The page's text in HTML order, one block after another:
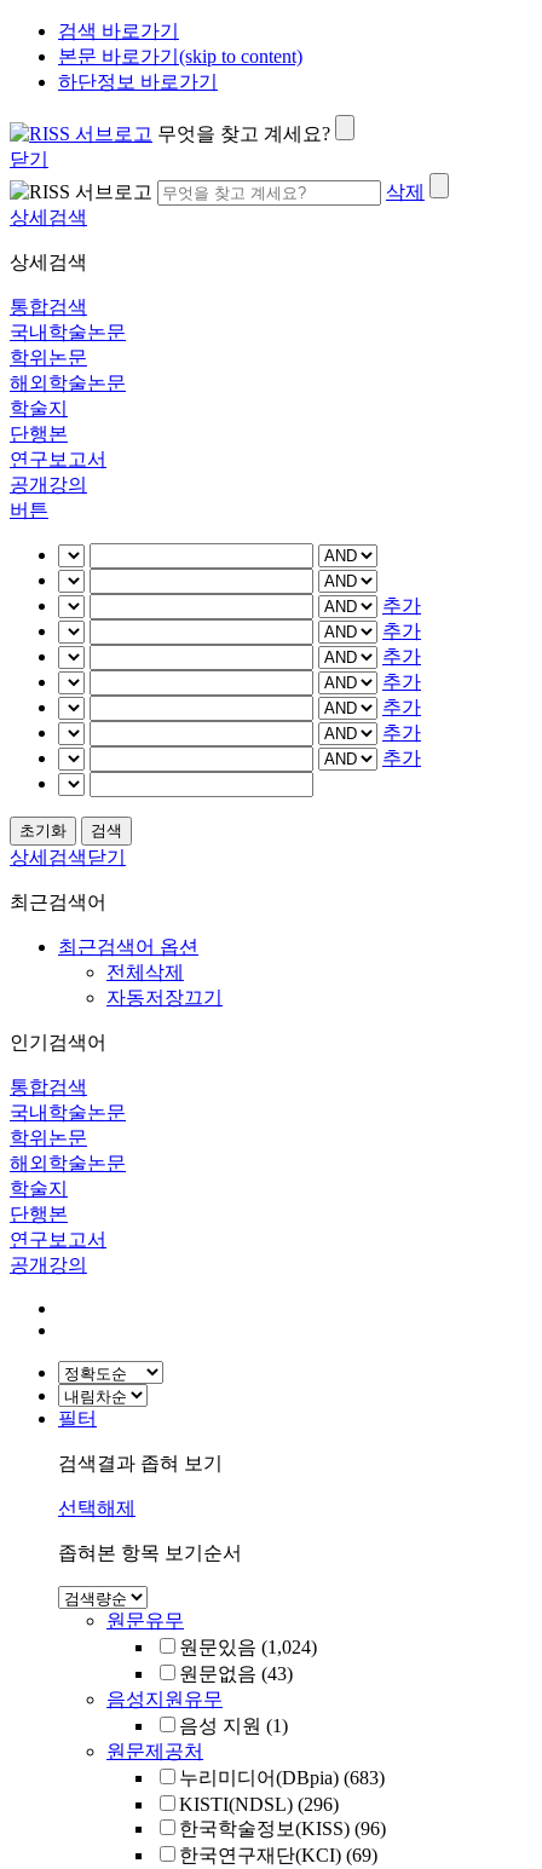
검색 바로가기
본문 바로가기(skip to content)
하단정보 바로가기
무엇을 찾고 계세요?
닫기
삭제
상세검색
상세검색
통합검색
국내학술논문
학위논문
해외학술논문
학술지
단행본
연구보고서
공개강의
버튼
추가
추가
추가
추가
추가
추가
추가
상세검색닫기
최근검색어
최근검색어 옵션
전체삭제
자동저장끄기
인기검색어
통합검색
국내학술논문
학위논문
해외학술논문
학술지
단행본
연구보고서
공개강의
필터
검색결과 좁혀 보기
선택해제
좁혀본 항목 보기순서
원문유무
원문있음 (1,024)
원문없음 (43)
음성지원유무
음성 지원 (1)
원문제공처
누리미디어(DBpia) (683)
KISTI(NDSL) (296)
한국학술정보(KISS) (96)
한국연구재단(KCI) (69)